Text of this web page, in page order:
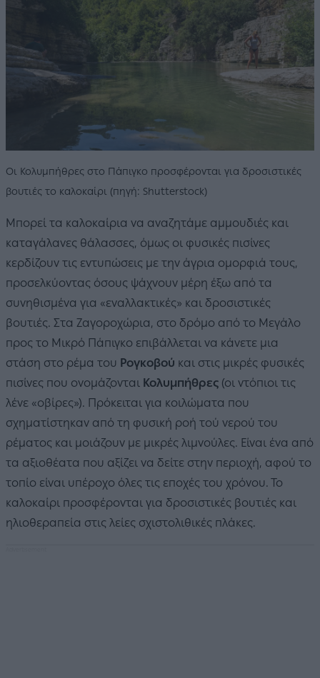
Οι Κολυμπήθρες στο Πάπιγκο προσφέρονται για δροσιστικές
βουτιές το καλοκαίρι (πηγή: Shutterstock)
Μπορεί τα καλοκαίρια να αναζητάμε αμμουδιές και
καταγάλανες θάλασσες, όμως οι φυσικές πισίνες
κερδίζουν τις εντυπώσεις με την άγρια ομορφιά τους,
προσελκύοντας όσους ψάχνουν μέρη έξω από τα
συνηθισμένα για «εναλλακτικές» και δροσιστικές
βουτιές. Στα Ζαγοροχώρια, στο δρόμο από το Μεγάλο
προς το Μικρό Πάπιγκο επιβάλλεται να κάνετε μια
στάση στο ρέμα του Ρογκοβού και στις μικρές φυσικές
πισίνες που ονομάζονται Κολυμπήθρες (οι ντόπιοι τις
λένε «οβίρες»). Πρόκειται για κοιλώματα που
σχηματίστηκαν από τη φυσική ροή τού νερού του
ρέματος και μοιάζουν με μικρές λιμνούλες. Είναι ένα από
τα αξιοθέατα που αξίζει να δείτε στην περιοχή, αφού το
τοπίο είναι υπέροχο όλες τις εποχές του χρόνου. Το
καλοκαίρι προσφέρονται για δροσιστικές βουτιές και
ηλιοθεραπεία στις λείες σχιστολιθικές πλάκες.